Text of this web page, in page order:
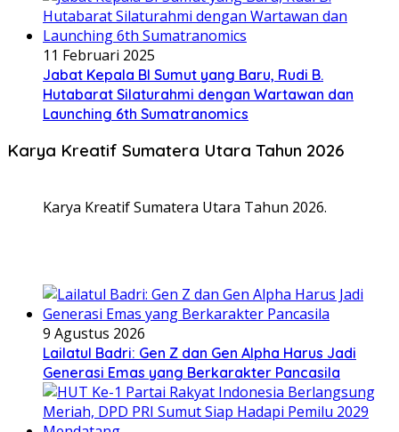
11 Februari 2025
Jabat Kepala BI Sumut yang Baru, Rudi B.
Hutabarat Silaturahmi dengan Wartawan dan
Launching 6th Sumatranomics
Karya Kreatif Sumatera Utara Tahun 2026
Karya Kreatif Sumatera Utara Tahun 2026.
9 Agustus 2026
Lailatul Badri: Gen Z dan Gen Alpha Harus Jadi
Generasi Emas yang Berkarakter Pancasila